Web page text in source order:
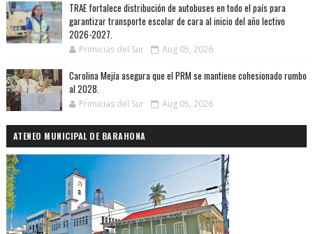
TRAE fortalece distribución de autobuses en todo el país para
garantizar transporte escolar de cara al inicio del año lectivo
2026-2027.
Primicias del Sur Aug 05, 2026
Carolina Mejía asegura que el PRM se mantiene cohesionado rumbo
al 2028.
Primicias del Sur Aug 05, 2026
ATENEO MUNICIPAL DE BARAHONA